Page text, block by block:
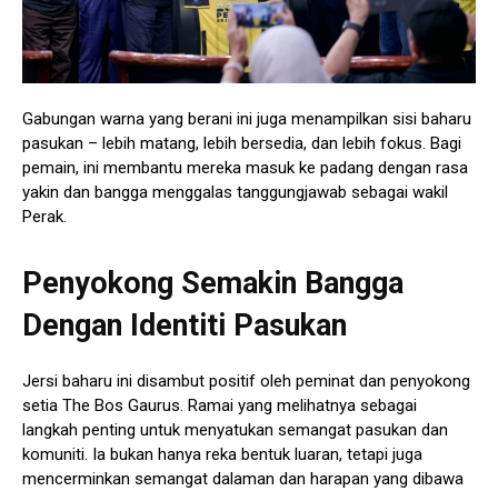
Gabungan warna yang berani ini juga menampilkan sisi baharu
pasukan – lebih matang, lebih bersedia, dan lebih fokus. Bagi
pemain, ini membantu mereka masuk ke padang dengan rasa
yakin dan bangga menggalas tanggungjawab sebagai wakil
Perak.
Penyokong Semakin Bangga
Dengan Identiti Pasukan
Jersi baharu ini disambut positif oleh peminat dan penyokong
setia The Bos Gaurus. Ramai yang melihatnya sebagai
langkah penting untuk menyatukan semangat pasukan dan
komuniti. Ia bukan hanya reka bentuk luaran, tetapi juga
mencerminkan semangat dalaman dan harapan yang dibawa